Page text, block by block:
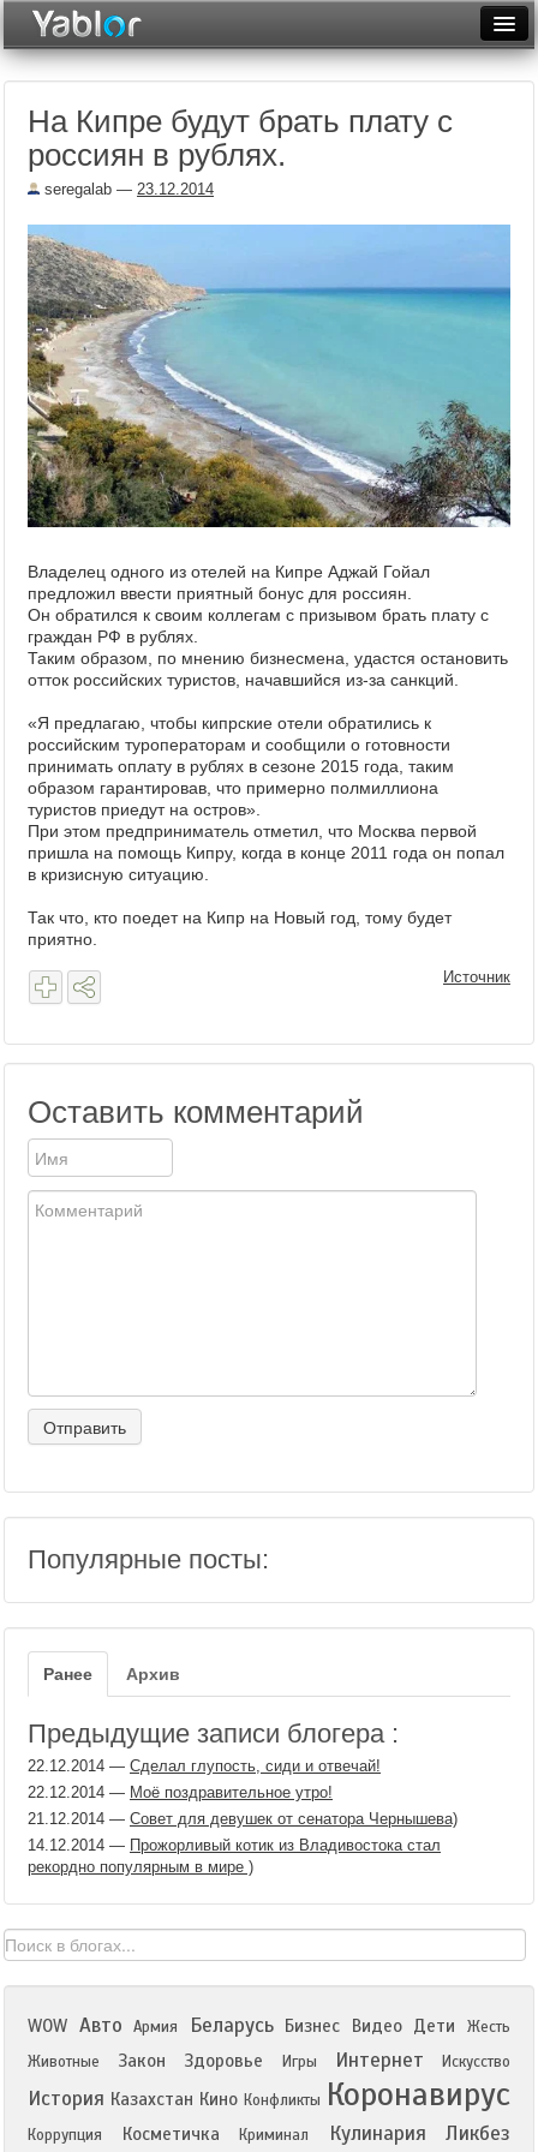
Неделя
Месяц
На Кипре будут брать плату с
россиян в рублях.
seregalab — 23.12.2014
Владелец одного из отелей на Кипре Аджай Гойал
предложил ввести приятный бонус для россиян.
Он обратился к своим коллегам с призывом брать плату с
граждан РФ в рублях.
Таким образом, по мнению бизнесмена, удастся остановить
отток российских туристов, начавшийся из-за санкций.
«Я предлагаю, чтобы кипрские отели обратились к
российским туроператорам и сообщили о готовности
принимать оплату в рублях в сезоне 2015 года, таким
образом гарантировав, что примерно полмиллиона
туристов приедут на остров».
При этом предприниматель отметил, что Москва первой
пришла на помощь Кипру, когда в конце 2011 года он попал
в кризисную ситуацию.
Так что, кто поедет на Кипр на Новый год, тому будет
приятно.
Источник
Оставить комментарий
Популярные посты:
Ранее Архив
Предыдущие записи блогера :
22.12.2014 — Сделал глупость, сиди и отвечай!
22.12.2014 — Моё поздравительное утро!
21.12.2014 — Совет для девушек от сенатора Чернышева)
14.12.2014 — Прожорливый котик из Владивостока стал
рекордно популярным в мире )
WOW Авто Армия Беларусь Бизнес Видео Дети
Жесть
Животные
Закон Здоровье Игры Интернет Искусство
История Казахстан Кино Конфликты Коронавирус
Коррупция Косметичка Криминал Кулинария Ликбез